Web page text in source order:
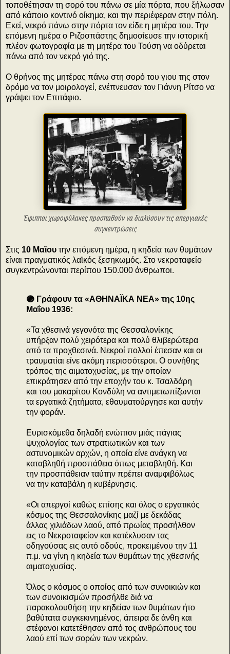
τοποθέτησαν τη σορό του πάνω σε μία πόρτα, που ξήλωσαν
από κάποιο κοντινό οίκημα, και την περιέφεραν στην πόλη.
Εκεί, νεκρό πάνω στην πόρτα τον είδε η μητέρα του. Την
επόμενη ημέρα ο Ριζοσπάστης δημοσίευσε την ιστορική
πλέον φωτογραφία με τη μητέρα του Τούση να οδύρεται
πάνω από τον νεκρό γιό της.
Ο θρήνος της μητέρας πάνω στη σορό του γιου της στον
δρόμο να τον μοιρολογεί, ενέπνευσαν τον Γιάννη Ρίτσο να
γράψει τον Επιτάφιο.
Έφιπποι χωροφύλακες προσπαθούν να διαλύσουν τις απεργιακές
συγκεντρώσεις
Στις 10 Μαΐου την επόμενη ημέρα, η κηδεία των θυμάτων
είναι πραγματικός λαϊκός ξεσηκωμός. Στο νεκροταφείο
συγκεντρώνονται περίπου 150.000 άνθρωποι.
🟣 Γράφουν τα «ΑΘΗΝΑΪΚΑ ΝΕΑ» της 10ης
Μαΐου 1936:
«Τα χθεσινά γεγονότα της Θεσσαλονίκης
υπήρξαν πολύ χειρότερα και πολύ θλιβερώτερα
από τα προχθεσινά. Νεκροί πολλοί έπεσαν και οι
τραυματίαι είνε ακόμη περισσότεροι. Ο συνήθης
τρόπος της αιματοχυσίας, με την οποίαν
επικράτησεν από την εποχήν του κ. Τσαλδάρη
και του μακαρίτου Κονδύλη να αντιμετωπίζωνται
τα εργατικά ζητήματα, εθαυματούργησε και αυτήν
την φοράν.
Ευρισκόμεθα δηλαδή ενώπιον μιάς πάγιας
ψυχολογίας των στρατιωτικών και των
αστυνομικών αρχών, η οποία είνε ανάγκη να
καταβληθή προσπάθεια όπως μεταβληθή. Και
την προσπάθειαν ταύτην πρέπει αναμφιβόλως
να την καταβάλη η κυβέρνησις.
«Οι απεργοί καθώς επίσης και όλος ο εργατικός
κόσμος της Θεσσαλονίκης μαζί με δεκάδας
άλλας χιλιάδων λαού, από πρωίας προσήλθον
εις το Νεκροταφείον και κατέκλυσαν τας
οδηγούσας εις αυτό οδούς, προκειμένου την 11
π.μ. να γίνη η κηδεία των θυμάτων της χθεσινής
αιματοχυσίας.
Όλος ο κόσμος ο οποίος από των συνοικιών και
των συνοικισμών προσήλθε διά να
παρακολουθήση την κηδείαν των θυμάτων ήτο
βαθύτατα συγκεκινημένος, άπειρα δε άνθη και
στέφανοι κατετέθησαν από τος ανθρώπους του
λαού επί των σορών των νεκρών.